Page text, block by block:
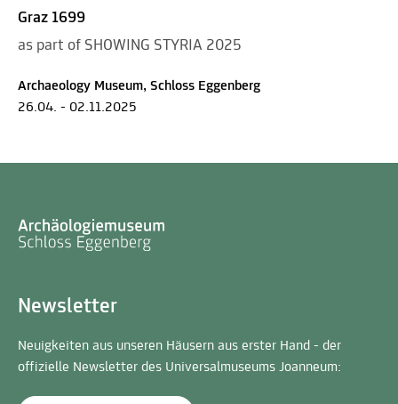
Graz 1699
as part of SHOWING STYRIA 2025
Archaeology Museum, Schloss Eggenberg
26.04. - 02.11.2025
Newsletter
Neuigkeiten aus unseren Häusern aus erster Hand - der
offizielle Newsletter des Universalmuseums Joanneum: